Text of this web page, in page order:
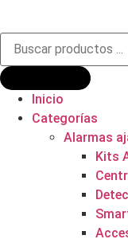
Búsqueda
productos
Inicio
Categorías
Alarmas
Kits